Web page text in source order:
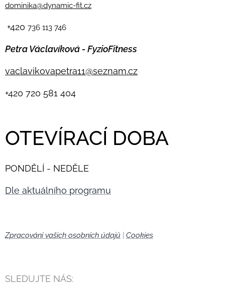
dominika@dynamic-fit.cz
+420 736 113 746
Petra Václavíková - FyzioFitness
vaclavikovapetra11@seznam.cz
+420 720 581 404
OTEVÍRACÍ DOBA
PONDĚLÍ - NEDĚLE
Dle aktuálního programu
Zpracování vašich osobních údajů Cookies
SLEDUJTE NÁS: